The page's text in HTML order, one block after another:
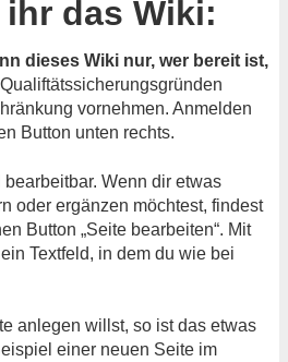
das Wiki:
dieses Wiki nur, wer bereit ist,
vornehmen. Anmelden
Button unten rechts.
Wenn dir etwas
oder ergänzen möchtest, findest
Button „Seite bearbeiten“. Mit
Textfeld, in dem du wie bei
anlegen willst, so ist das etwas
einer neuen Seite im